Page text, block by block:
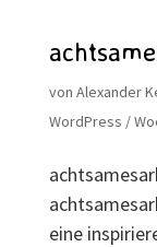
von Alexander
WordPress /
eine